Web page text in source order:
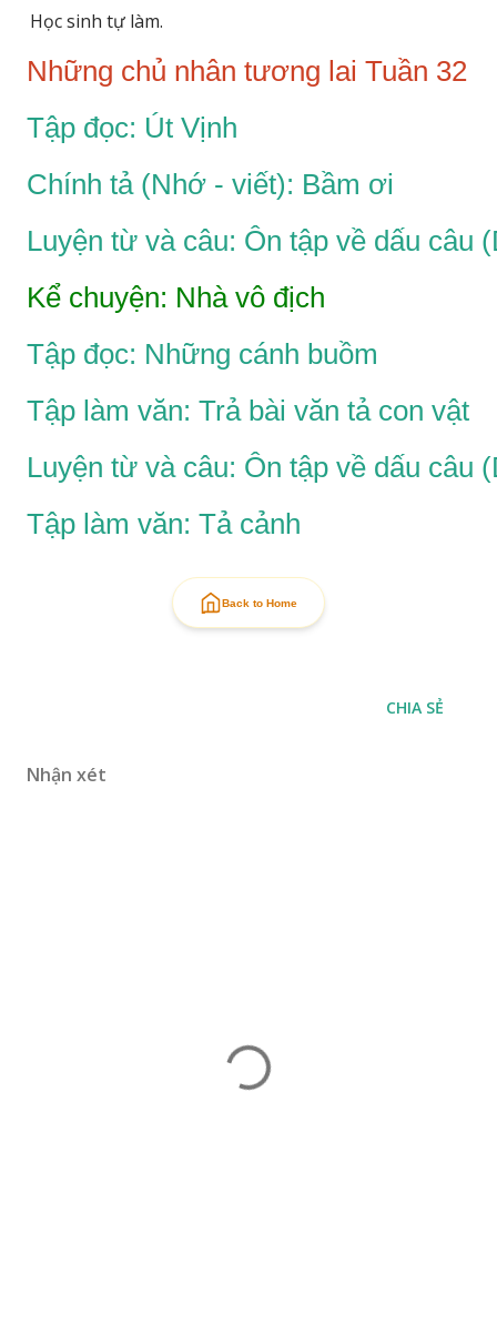
Học sinh tự làm.
Những chủ nhân tương lai Tuần 32
Tập đọc: Út Vịnh
Chính tả (Nhớ - viết): Bầm ơi
Luyện từ và câu: Ôn tập về dấu câu
Kể chuyện: Nhà vô địch
Tập đọc: Những cánh buồm
Tập làm văn: Trả bài văn tả con vật
Luyện từ và câu: Ôn tập về dấu câu
Tập làm văn: Tả cảnh
Back to Home
CHIA SẺ
Nhận xét